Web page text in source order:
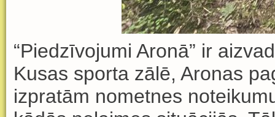
“Piedzīvojumi Aronā” ir aizvad
Kusas sporta zālē, Aronas
izpratām nometnes